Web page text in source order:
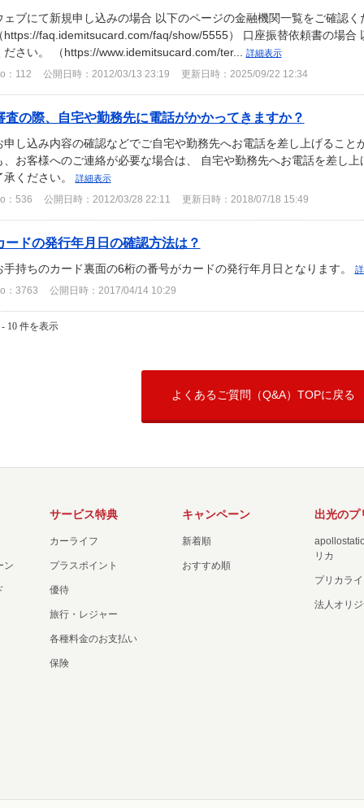
ェブにて新規申し込みの場合 以下のページの金融機関一覧をご確認く
https://faq.idemitsucard.com/faq/show/5555） 口座振替依頼書の場合
ださい。 （https://www.idemitsucard.com/ter...
詳細表示
：112 公開日時：2012/03/13 23:19 更新日時：2025/09/22 12:34
査の際、自宅や勤務先に電話がかかってきますか？
申し込み内容の確認などでご自宅や勤務先へお電話を差し上げること
、お客様へのご連絡が必要な場合は、 自宅や勤務先へお電話を差し
承ください。
詳細表示
：536 公開日時：2012/03/28 22:11 更新日時：2018/07/18 15:49
ードの発行年月日の確認方法は？
手持ちのカード裏面の6桁の番号がカードの発行年月日となります。
：3763 公開日時：2017/04/14 10:29
10 件を表示
よくあるご質問（Q&A）TOPに戻る
ン
サービス特典
カーライフ
プラスポイント
優待
旅行・レジャー
各種料金のお支払い
保険
キャンペーン
新着順
おすすめ順
出光のプ
リカ
プリカラ
法人オリ